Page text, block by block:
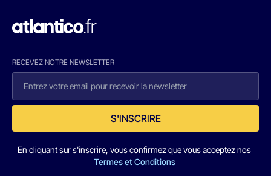
RECEVEZ NOTRE NEWSLETTER
S'INSCRIRE
En cliquant sur s'inscrire, vous confirmez que vous acceptez nos
Termes et Conditions